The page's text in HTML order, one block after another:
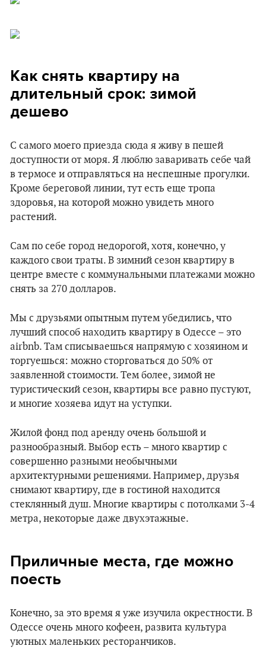
Как снять квартиру на
длительный срок: зимой
дешево
С самого моего приезда сюда я живу в пешей
доступности от моря. Я люблю заваривать себе чай
в термосе и отправляться на неспешные прогулки.
Кроме береговой линии, тут есть еще тропа
здоровья, на которой можно увидеть много
растений.
Сам по себе город недорогой, хотя, конечно, у
каждого свои траты. В зимний сезон квартиру в
центре вместе с коммунальными платежами можно
снять за 270 долларов.
Мы с друзьями опытным путем убедились, что
лучший способ находить квартиру в Одессе – это
airbnb. Там списываешься напрямую с хозяином и
торгуешься: можно сторговаться до 50% от
заявленной стоимости. Тем более, зимой не
туристический сезон, квартиры все равно пустуют,
и многие хозяева идут на уступки.
Жилой фонд под аренду очень большой и
разнообразный. Выбор есть – много квартир с
совершенно разными необычными
архитектурными решениями. Например, друзья
снимают квартиру, где в гостиной находится
стеклянный душ. Многие квартиры с потолками 3-4
метра, некоторые даже двухэтажные.
Приличные места, где можно
поесть
Конечно, за это время я уже изучила окрестности. В
Одессе очень много кофеен, развита культура
уютных маленьких ресторанчиков.